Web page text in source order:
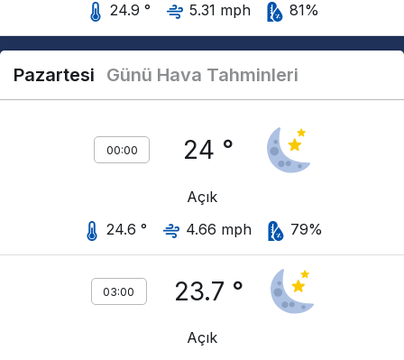
24.9 °
5.31 mph 81%
Pazartesi Günü Hava Tahminleri
00:00 24 °
Açık
24.6 °
4.66 mph 79%
03:00 23.7 °
Açık